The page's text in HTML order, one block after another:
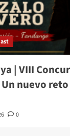
| VIII
nuevo
0